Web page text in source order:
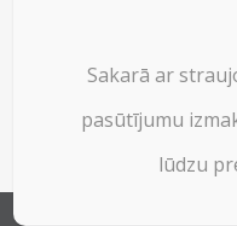
Sakarā ar
pasūtījumu
lūdzu